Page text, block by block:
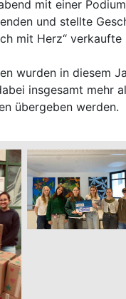
Classic -
für
Unsere Schulformen
mit einer
und stellte
mit Herz“
wurden in diesem
insgesamt mehr
übergeben werden.